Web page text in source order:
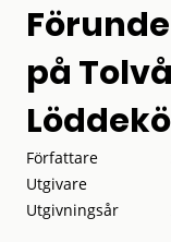
på
Författare
Utgivare
Utgivningsår